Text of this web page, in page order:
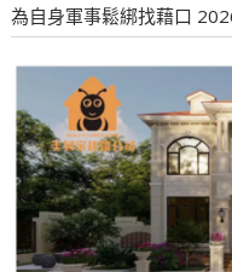
為自身軍事鬆綁找藉口